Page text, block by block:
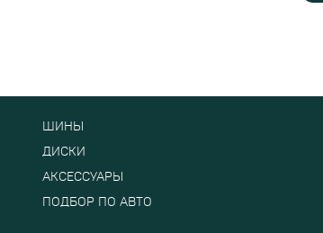
ШИНЫ
ДИСКИ
АКСЕССУАРЫ
ПОДБОР ПО АВТО